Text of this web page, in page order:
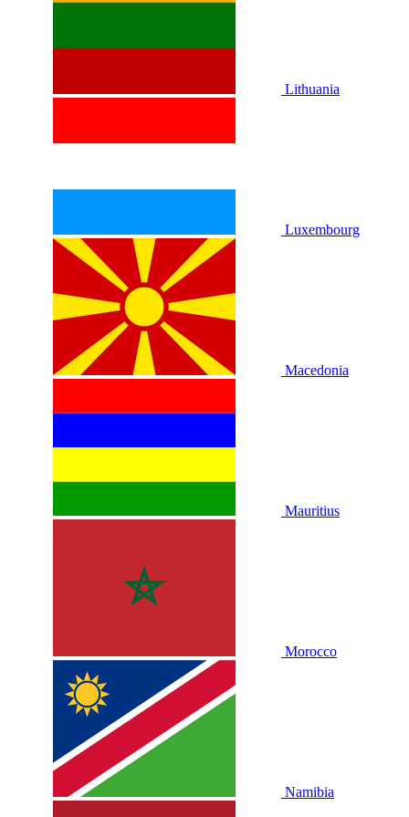
Lithuania
Luxembourg
Macedonia
Mauritius
Morocco
Namibia